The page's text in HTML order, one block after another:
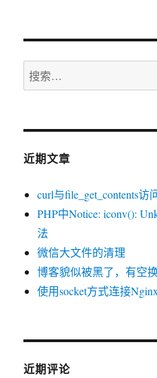
大
件
清
搜
索：
近期文章
curl与file_get_contents
PHP中Notice: iconv():
法
微信大文件的清理
博客貌似被黑了，有空
使用socket方式连接
近期评论